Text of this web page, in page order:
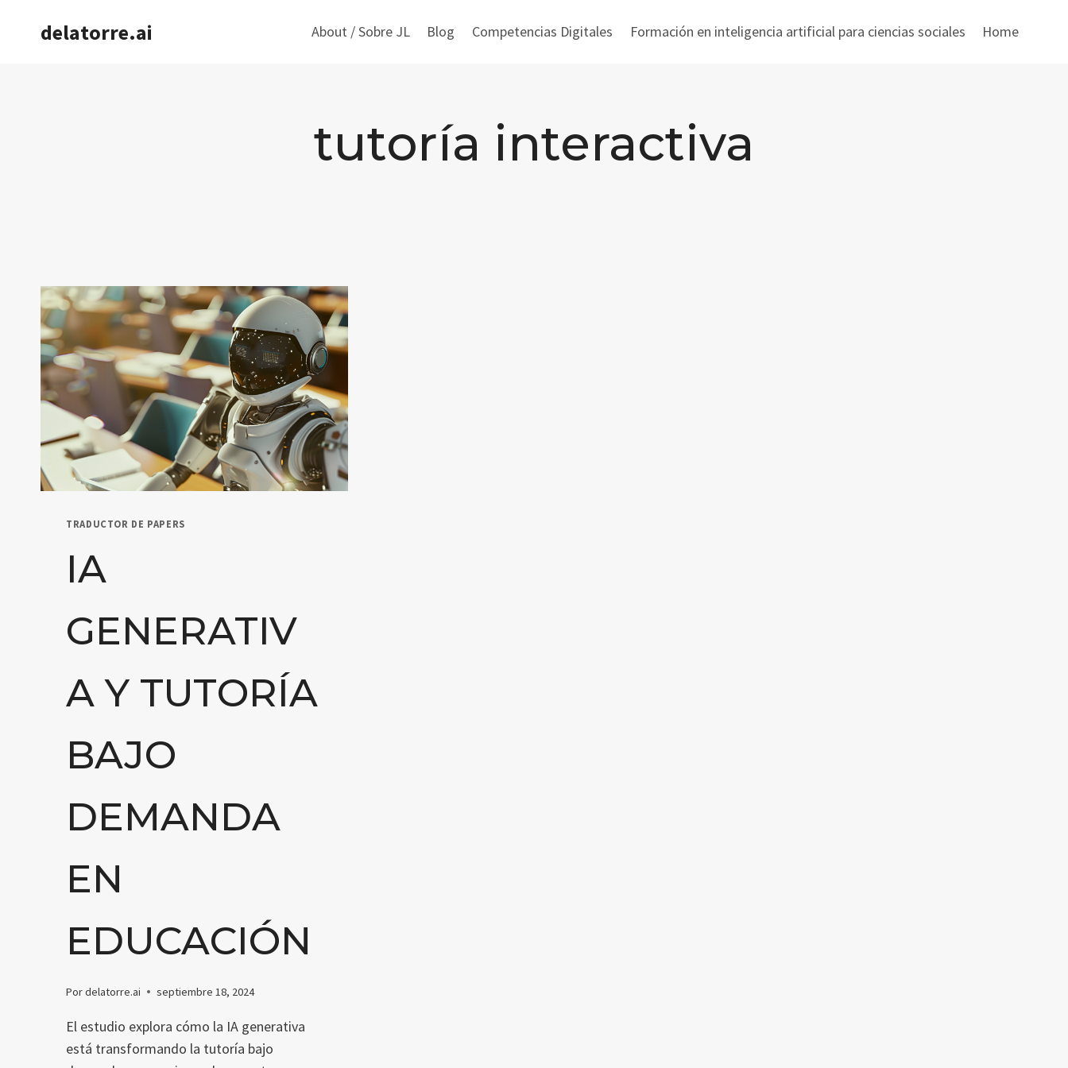
delatorre.ai About / Sobre JL Blog Competencias Digitales Formación en inteligencia artificial para ciencias sociales Home
tutoría interactiva
TRADUCTOR DE PAPERS
IA
GENERATIV
A Y TUTORÍA
BAJO
DEMANDA
EN
EDUCACIÓN
Pordelatorre.ai septiembre 18, 2024
El estudio explora cómo la IA generativa
está transformando la tutoría bajo